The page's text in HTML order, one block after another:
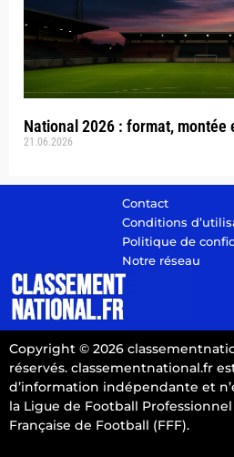
National 2026 : format, montée
21.06.2026
Contact
Conditions
Politique de
Notre réseau
Copyright © 2026
réservés. classementnational.fr
d’information indépendante et
la Ligue de Football
Française de Football (FFF).